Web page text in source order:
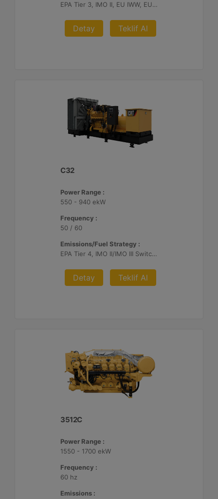
EPA Tier 3, IMO II, EU IWW, EU Stage V, China II
Detay Teklif Al
C32
Power Range :
550 - 940 ekW
Frequency :
50 / 60
Emissions/Fuel Strategy :
EPA Tier 4, IMO II/IMO III Switchable, EU Stage V
Detay Teklif Al
3512C
Power Range :
1550 - 1700 ekW
Frequency :
60 hz
Emissions :